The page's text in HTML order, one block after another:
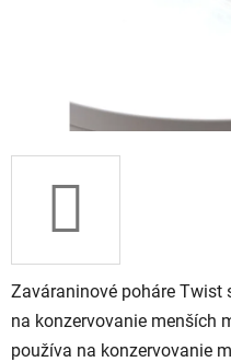
Zaváraninové poháre Twist
na konzervovanie menších
používa na konzervovanie